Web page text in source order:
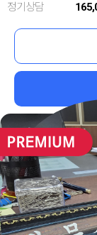
정기상담